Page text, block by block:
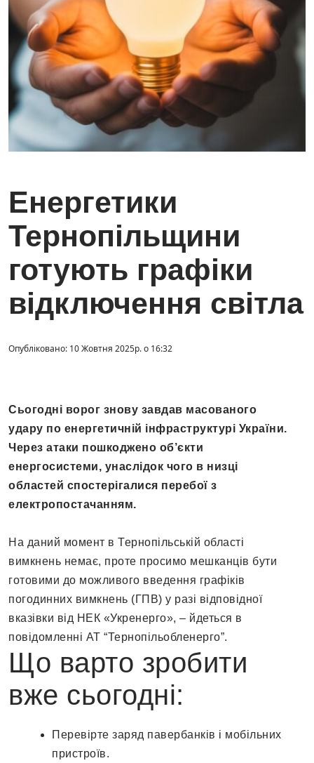
Енергетики
Тернопільщини
готують графіки
відключення світла
Опубліковано: 10 Жовтня 2025р. о 16:32
Сьогодні ворог знову завдав масованого
удару по енергетичній інфраструктурі України.
Через атаки пошкоджено об’єкти
енергосистеми, унаслідок чого в низці
областей спостерігалися перебої з
електропостачанням.
На даний момент в Тернопільській області
вимкнень немає, проте просимо мешканців бути
готовими до можливого введення графіків
погодинних вимкнень (ГПВ) у разі відповідної
вказівки від НЕК «Укренерго», – йдеться в
повідомленні АТ “Тернопільобленерго”.
Що варто зробити
вже сьогодні:
Перевірте заряд павербанків і мобільних
пристроїв.